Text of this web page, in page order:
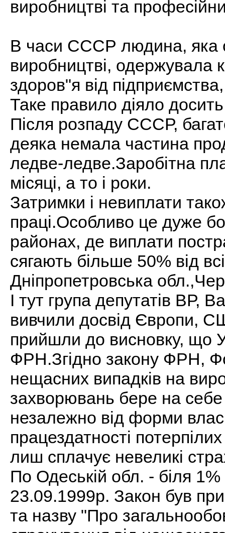
виробництві та
В часи СССР людина, яка
виробництві, одержувала
здоров"я від
Таке правило діяло
Після розпаду СССР,
деяка немала частина
ледве-ледве.Заробітна
місяці, а то і роки.
Затримки і невиплати
праці.Особливо це дуже
районах, де виплати
сягають більше 50% від
Дніпропетровська
І тут група депутатів ВР,
вивчили досвід Європи,
прийшли до висновку, що
ФРН.Згідно закону ФРН,
нещасних випадків на
захворювань бере на себе
незалежно від форми
працездатності
лиш сплачує невеликі
По Одеській обл. - біля
23.09.1999р. Закон був
та назву "Про